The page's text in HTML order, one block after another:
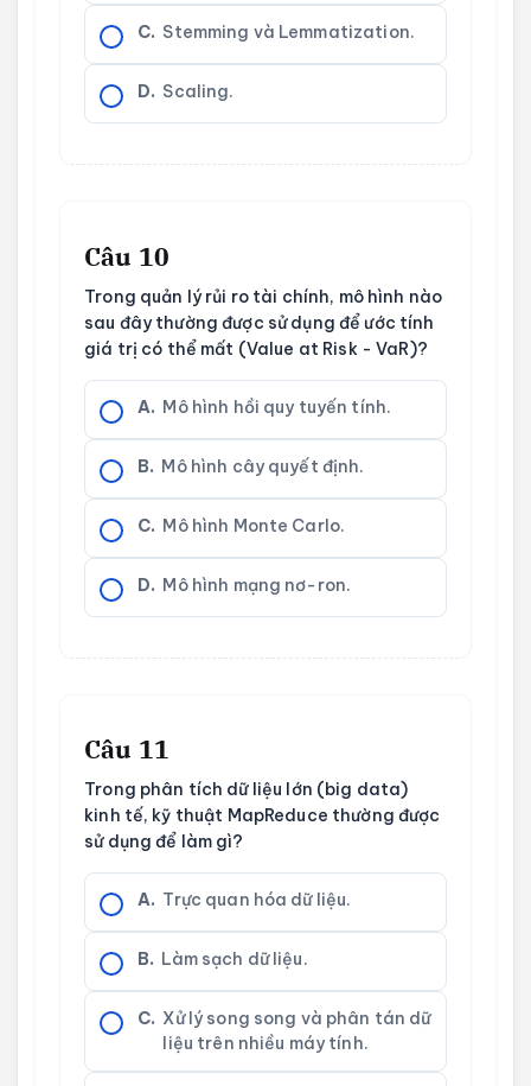
C. Stemming và Lemmatization.
D. Scaling.
Câu 10
Trong quản lý rủi ro tài chính, mô hình nào
sau đây thường được sử dụng để ước tính
giá trị có thể mất (Value at Risk - VaR)?
A. Mô hình hồi quy tuyến tính.
B. Mô hình cây quyết định.
C. Mô hình Monte Carlo.
D. Mô hình mạng nơ-ron.
Câu 11
Trong phân tích dữ liệu lớn (big data)
kinh tế, kỹ thuật MapReduce thường được
sử dụng để làm gì?
A. Trực quan hóa dữ liệu.
B. Làm sạch dữ liệu.
C. Xử lý song song và phân tán dữ
liệu trên nhiều máy tính.